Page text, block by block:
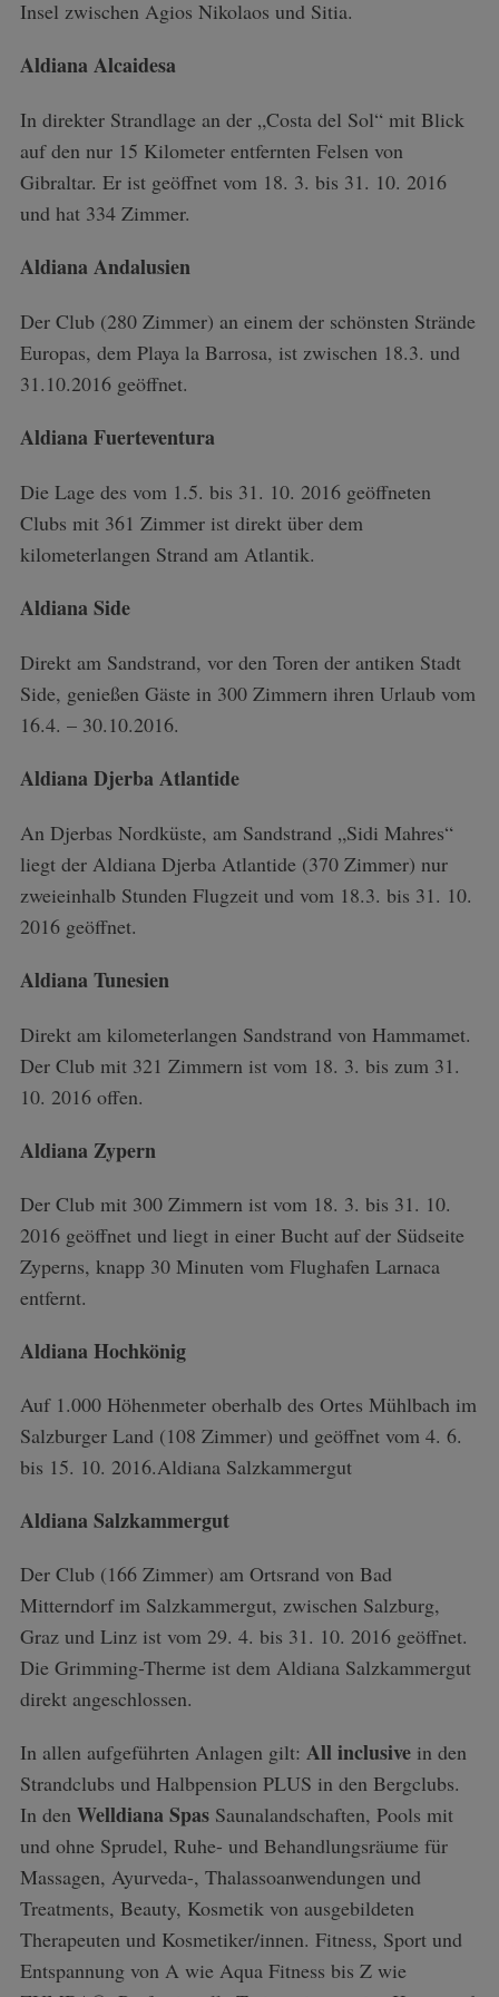
Insel zwischen Agios Nikolaos und Sitia.
Aldiana Alcaidesa
In direkter Strandlage an der „Costa del Sol“ mit Blick
auf den nur 15 Kilometer entfernten Felsen von
Gibraltar. Er ist geöffnet vom 18. 3. bis 31. 10. 2016
und hat 334 Zimmer.
Aldiana Andalusien
Der Club (280 Zimmer) an einem der schönsten Strände
Europas, dem Playa la Barrosa, ist zwischen 18.3. und
31.10.2016 geöffnet.
Aldiana Fuerteventura
Die Lage des vom 1.5. bis 31. 10. 2016 geöffneten
Clubs mit 361 Zimmer ist direkt über dem
kilometerlangen Strand am Atlantik.
Aldiana Side
Direkt am Sandstrand, vor den Toren der antiken Stadt
Side, genießen Gäste in 300 Zimmern ihren Urlaub vom
16.4. – 30.10.2016.
Aldiana Djerba Atlantide
An Djerbas Nordküste, am Sandstrand „Sidi Mahres“
liegt der Aldiana Djerba Atlantide (370 Zimmer) nur
zweieinhalb Stunden Flugzeit und vom 18.3. bis 31. 10.
2016 geöffnet.
Aldiana Tunesien
Direkt am kilometerlangen Sandstrand von Hammamet.
Der Club mit 321 Zimmern ist vom 18. 3. bis zum 31.
10. 2016 offen.
Aldiana Zypern
Der Club mit 300 Zimmern ist vom 18. 3. bis 31. 10.
2016 geöffnet und liegt in einer Bucht auf der Südseite
Zyperns, knapp 30 Minuten vom Flughafen Larnaca
entfernt.
Aldiana Hochkönig
Auf 1.000 Höhenmeter oberhalb des Ortes Mühlbach im
Salzburger Land (108 Zimmer) und geöffnet vom 4. 6.
bis 15. 10. 2016.Aldiana Salzkammergut
Aldiana Salzkammergut
Der Club (166 Zimmer) am Ortsrand von Bad
Mitterndorf im Salzkammergut, zwischen Salzburg,
Graz und Linz ist vom 29. 4. bis 31. 10. 2016 geöffnet.
Die Grimming-Therme ist dem Aldiana Salzkammergut
direkt angeschlossen.
In allen aufgeführten Anlagen gilt: All inclusivein den
Strandclubs und Halbpension PLUS in den Bergclubs.
In den Welldiana SpasSaunalandschaften, Pools mit
und ohne Sprudel, Ruhe- und Behandlungsräume für
Massagen, Ayurveda-, Thalassoanwendungen und
Treatments, Beauty, Kosmetik von ausgebildeten
Therapeuten und Kosmetiker/innen. Fitness, Sport und
Entspannung von A wie Aqua Fitness bis Z wie
e
r
c
h
r